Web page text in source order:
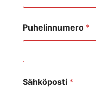
Puhelinnumero *
Sähköposti *